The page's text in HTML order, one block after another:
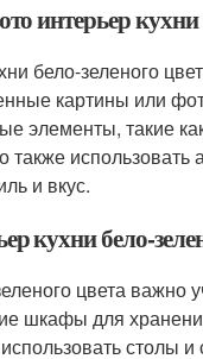
интерьер кухни
бело-зеленого
картины или
элементы, такие
использовать
и вкус.
кухни бело-
цвета важно
шкафы для
столы